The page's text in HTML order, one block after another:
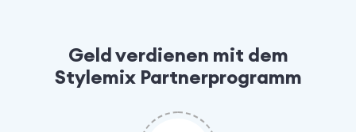
Geld verdienen mit dem
Stylemix Partnerprogramm